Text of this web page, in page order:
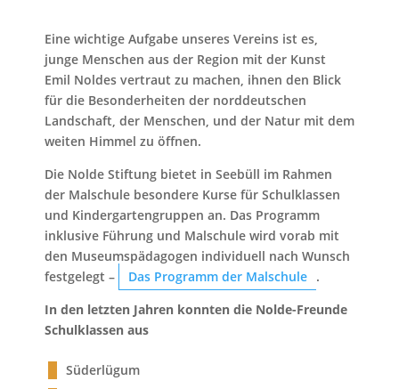
Eine wichtige Aufgabe unseres Vereins ist es,
junge Menschen aus der Region mit der Kunst
Emil Noldes vertraut zu machen, ihnen den Blick
für die Besonderheiten der norddeutschen
Landschaft, der Menschen, und der Natur mit dem
weiten Himmel zu öffnen.
Die Nolde Stiftung bietet in Seebüll im Rahmen
der Malschule besondere Kurse für Schulklassen
und Kindergartengruppen an. Das Programm
inklusive Führung und Malschule wird vorab mit
den Museumspädagogen individuell nach Wunsch
festgelegt –
Das Programm der Malschule .
In den letzten Jahren konnten die Nolde-Freunde
Schulklassen aus
Süderlügum